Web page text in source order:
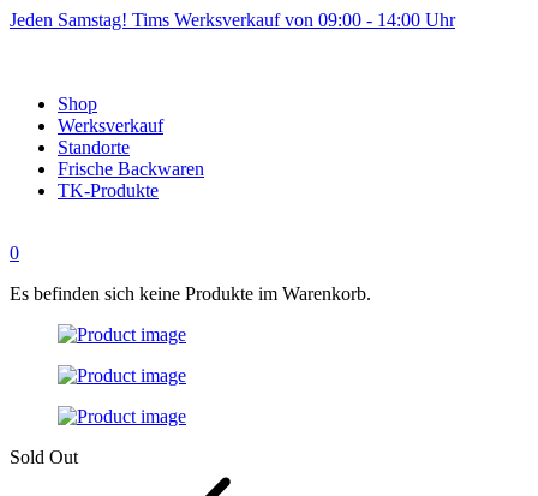
Jeden Samstag! Tims Werksverkauf von 09:00 - 14:00 Uhr
Shop
Werksverkauf
Standorte
Frische Backwaren
TK-Produkte
0
Es befinden sich keine Produkte im Warenkorb.
Sold Out